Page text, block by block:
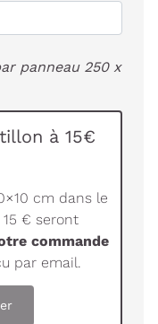
panneau 250 x
à 15€
cm dans le
€ seront
commande
par email.